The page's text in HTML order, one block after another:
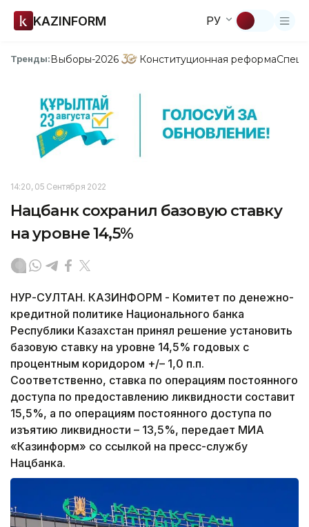
KAZINFORM РУ
Тренды:Выборы-2026 Конституционная реформа
14:20, 05 Сентября 2022
Нацбанк сохранил базовую ставку
на уровне 14,5%
НУР-СУЛТАН. КАЗИНФОРМ - Комитет по денежно-
кредитной политике Национального банка
Республики Казахстан принял решение установить
базовую ставку на уровне 14,5% годовых с
процентным коридором +/– 1,0 п.п.
Соответственно, ставка по операциям постоянного
доступа по предоставлению ликвидности составит
15,5%, а по операциям постоянного доступа по
изъятию ликвидности – 13,5%, передает МИА
«Казинформ» со ссылкой на пресс-службу
Нацбанка.